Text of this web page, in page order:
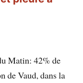
Matin: 42% de
de Vaud, dans la